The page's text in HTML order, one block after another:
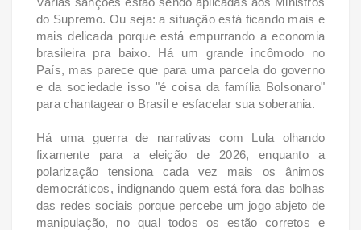
do Supremo. Ou seja: a situação está ficando mais e
mais delicada porque está empurrando a economia
brasileira pra baixo. Há um grande incômodo no
País, mas parece que para uma parcela do governo
e da sociedade isso "é coisa da família Bolsonaro"
para chantagear o Brasil e esfacelar sua soberania.
Há uma guerra de narrativas com Lula olhando
fixamente para a eleição de 2026, enquanto a
polarização tensiona cada vez mais os ânimos
democráticos, indignando quem está fora das bolhas
das redes sociais porque percebe um jogo abjeto de
manipulação, no qual todos os estão corretos e